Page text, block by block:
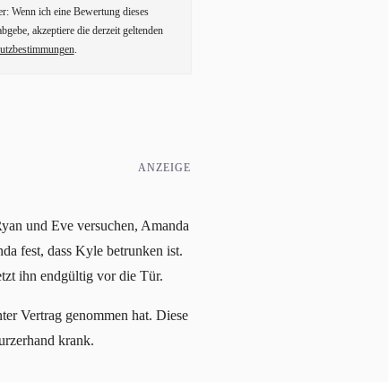
Wenn ich eine Bewertung dieses
akzeptiere die derzeit geltenden
.
ANZEIGE
und Eve versuchen, Amanda
fest, dass Kyle betrunken ist.
ihn endgültig vor die Tür.
Vertrag genommen hat. Diese
krank.